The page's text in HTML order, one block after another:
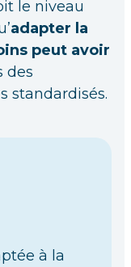
le niveau
adapter la
peut avoir
des
standardisés.
à la